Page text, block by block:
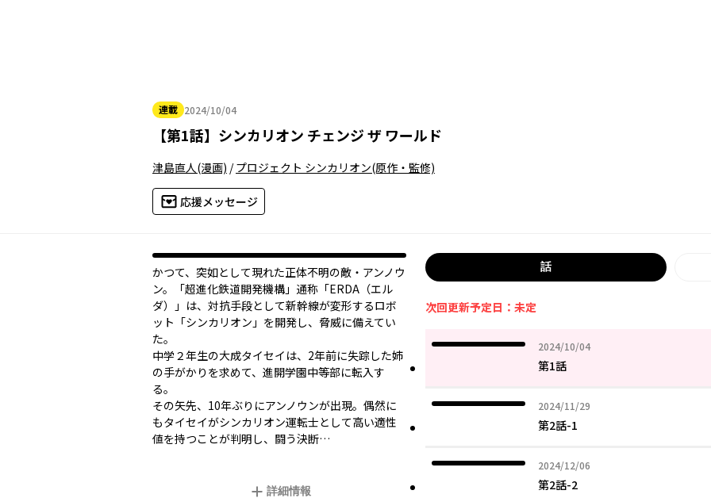
連載 2024/10/04
2024年10月04日
【第1話】 シンカリオン チェンジ ザ ワールド
津島直人(漫画) /プロジェクト シンカリオン(原作・監修)
応援メッセージ
かつて、突如として現れた正体不明の敵・アンノウ
ン。「超進化鉄道開発機構」通称「ERDA（エル
ダ）」は、対抗手段として新幹線が変形するロボ
ット「シンカリオン」を開発し、脅威に備えてい
た。
中学２年生の大成タイセイは、2年前に失踪した姉
の手がかりを求めて、進開学園中等部に転入す
る。
その矢先、10年ぶりにアンノウンが出現。偶然に
もタイセイがシンカリオン運転士として高い適性
値を持つことが判明し、闘う決断…
詳細情報
話
次回更新予定日：未定
2024/10/04
2024年10月04日
第1話
2024/11/29
2024年11月29日
第2話-1
2024/12/06
2024年12月06日
第2話-2